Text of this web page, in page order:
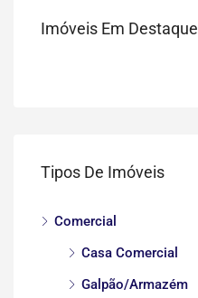
Imóveis Em Destaque
Tipos De Imóveis
Comercial
Casa Comercial
Galpão/Armazém